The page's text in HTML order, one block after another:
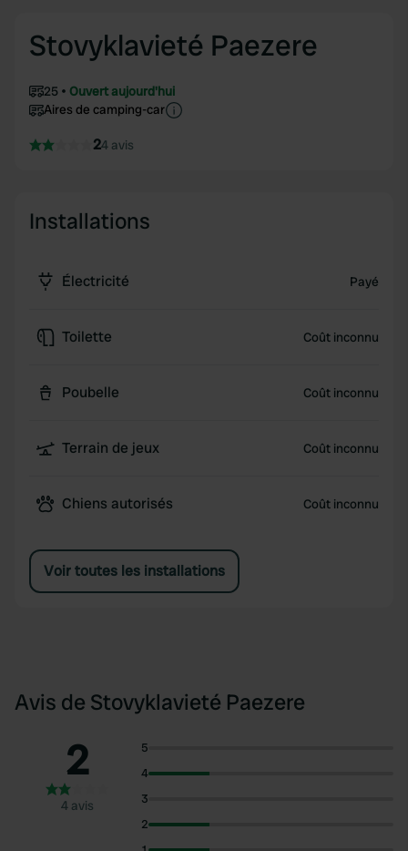
Stovyklavieté Paezere
25
Ouvert aujourd'hui
Aires de camping-car
24 avis
Installations
Électricité Payé
Toilette Coût inconnu
Poubelle Coût inconnu
Terrain de jeux Coût inconnu
Chiens autorisés Coût inconnu
Voir toutes les installations
Avis de Stovyklavieté Paezere
2
4 avis
5
4
3
2